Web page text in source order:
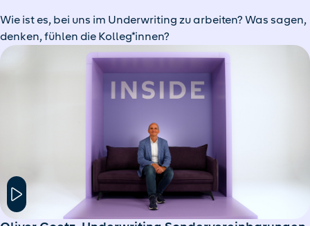
Wie ist es, bei uns im Underwriting zu arbeiten? Was sagen,
denken, fühlen die Kolleg*innen?
Hier klicken um das Modal Fenster zu öffnen